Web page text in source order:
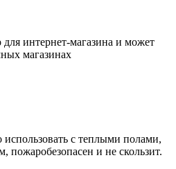
для интернет-магазина и может
магазинах
с теплыми полами,
пожаробезопасен и не скользит.